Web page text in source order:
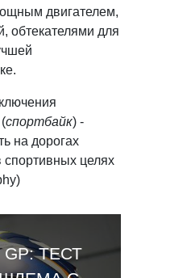
двигателем,
обтекателями для
спортбайк) -
на дорогах
целях
CARDO